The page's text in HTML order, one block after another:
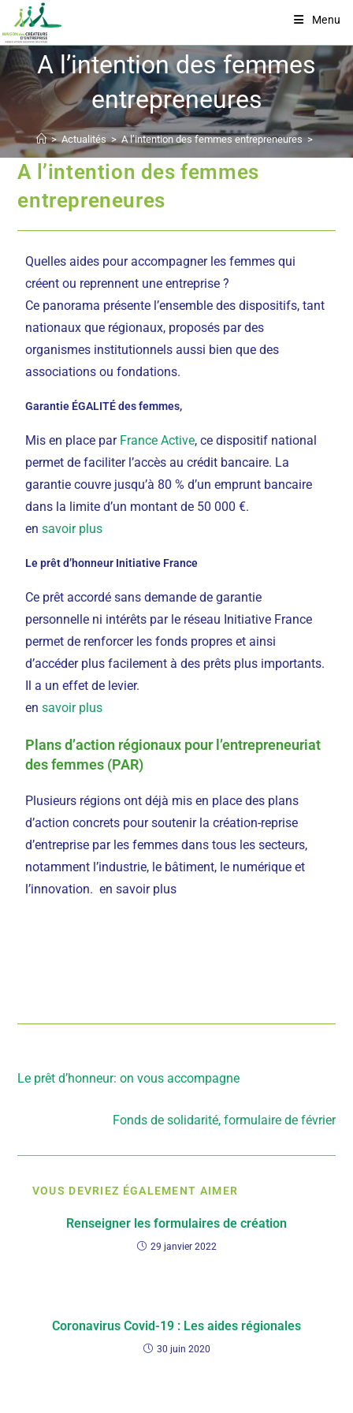
Menu
A l’intention des femmes
entrepreneures
> Actualités > A l’intention des femmes entrepreneures >
A l’intention des femmes
entrepreneures
Quelles aides pour accompagner les femmes qui
créent ou reprennent une entreprise ?
Ce panorama présente l’ensemble des dispositifs, tant
nationaux que régionaux, proposés par des
organismes institutionnels aussi bien que des
associations ou fondations.
Garantie ÉGALITÉ des femmes,
Mis en place par France Active, ce dispositif national
permet de faciliter l’accès au crédit bancaire. La
garantie couvre jusqu’à 80 % d’un emprunt bancaire
dans la limite d’un montant de 50 000 €.
ensavoir plus
Le prêt d’honneur Initiative France
Ce prêt accordé sans demande de garantie
personnelle ni intérêts par le réseau Initiative France
permet de renforcer les fonds propres et ainsi
d’accéder plus facilement à des prêts plus importants.
Il a un effet de levier.
ensavoir plus
Plans d’action régionaux pour l’entrepreneuriat
des femmes (PAR)
Plusieurs régions ont déjà mis en place des plans
d’action concrets pour soutenir la création-reprise
d’entreprise par les femmes dans tous les secteurs,
notamment l’industrie, le bâtiment, le numérique et
l’innovation. en savoir plus
Le prêt d’honneur: on vous accompagne
Fonds de solidarité, formulaire de février
VOUS DEVRIEZ ÉGALEMENT AIMER
Renseigner les formulaires de création
29 janvier 2022
Coronavirus Covid-19 : Les aides régionales
30 juin 2020